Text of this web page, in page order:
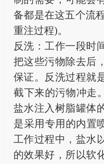
备都是在这五个流
重注过程)。
反洗：工作一段时
把这些污物除去后
保证。反洗过程就
截下来的污物冲走
盐水注入树脂罐体
是采用专用的内置
工作过程中，盐水
的效果好，所以软